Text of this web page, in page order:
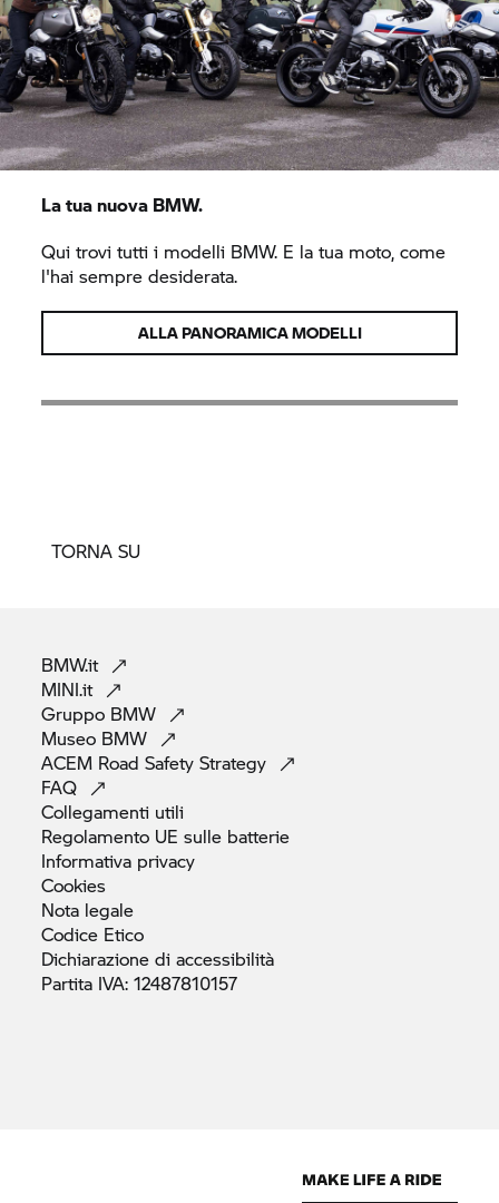
La tua nuova BMW.
Qui trovi tutti i modelli BMW. E la tua moto, come
l'hai sempre desiderata.
ALLA PANORAMICA MODELLI
TORNA SU
BMW.it
MINI.it
Gruppo BMW
Museo BMW
ACEM Road SafetyStrategy
FAQ
Collegamenti utili
Regolamento UE sulle batterie
Informativa privacy
Cookies
Nota legale
Codice Etico
Dichiarazione diaccessibilità
Partita IVA:12487810157